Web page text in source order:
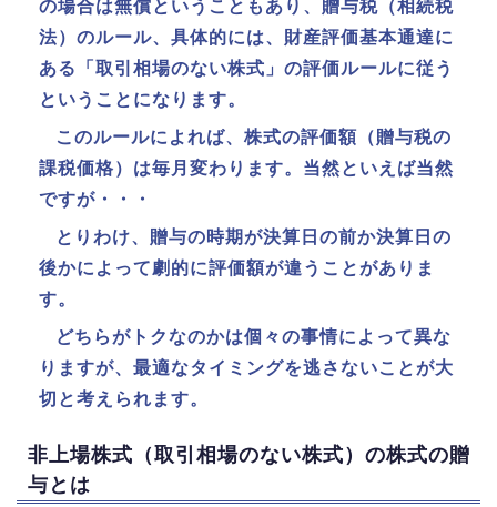
の場合は無償ということもあり、贈与税（相続税
法）のルール、具体的には、財産評価基本通達に
ある「取引相場のない株式」の評価ルールに従う
ということになります。
このルールによれば、株式の評価額（贈与税の
課税価格）は毎月変わります。当然といえば当然
ですが・・・
とりわけ、贈与の時期が決算日の前か決算日の
後かによって劇的に評価額が違うことがありま
す。
どちらがトクなのかは個々の事情によって異な
りますが、最適なタイミングを逃さないことが大
切と考えられます。
非上場株式（取引相場のない株式）の株式の贈
与とは